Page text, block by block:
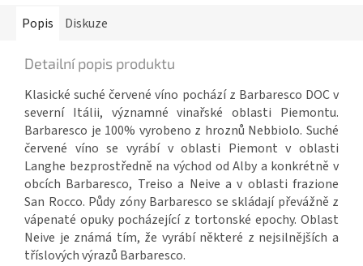
Popis Diskuze
Detailní popis produktu
Klasické suché červené víno pochází z Barbaresco DOC v
severní Itálii, významné vinařské oblasti Piemontu.
Barbaresco je 100% vyrobeno z hroznů Nebbiolo. Suché
červené víno se vyrábí v oblasti Piemont v oblasti
Langhe bezprostředně na východ od Alby a konkrétně v
obcích Barbaresco, Treiso a Neive a v oblasti frazione
San Rocco. Půdy zóny Barbaresco se skládají převážně z
vápenaté opuky pocházející z tortonské epochy. Oblast
Neive je známá tím, že vyrábí některé z nejsilnějších a
tříslových výrazů Barbaresco.